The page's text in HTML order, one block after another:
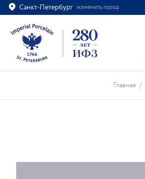
Санкт-Петербург изменить город
Ваш город Санкт-Петербург?
ВСЁ ВЕРНО ИЗМЕНИТЬ
Главная /